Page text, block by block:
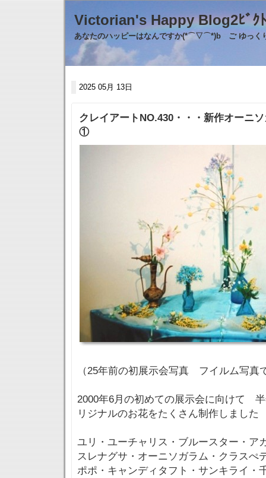
Victorian's Happy
あなたのハッピーはなんですか(*⌒▽⌒*)b ご ゆっく
2025 05月 13日
クレイアートNO.430・・・新作オーニ
①
（25年前の初展示会写真 フイルム写真
2000年6月の初めての展示会に向けて
リジナルのお花をたくさん制作しました
ユリ・ユーチャリス・ブルースター・ア
スレナグサ・オーニソガラム・クラスぺ
ポポ・キャンディタフト・サンキライ・